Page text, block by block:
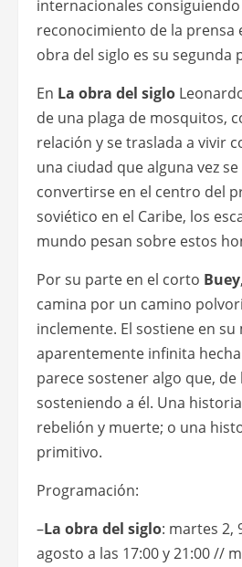
internacionales
reconocimiento de la prensa
obra del siglo es su segunda
En La obra del siglo
de una plaga de mosquitos,
relación y se traslada a vivir
una ciudad que alguna vez
convertirse en el centro del
soviético en el Caribe, los
mundo pesan sobre estos
Por su parte en el corto Buey
camina por un camino
inclemente. El sostiene en
aparentemente infinita
parece sostener algo que, de
sosteniendo a él. Una
rebelión y muerte; o una
primitivo.
Programación:
–La obra del siglo: martes 2,
agosto a las 17:00 y 21:00 //